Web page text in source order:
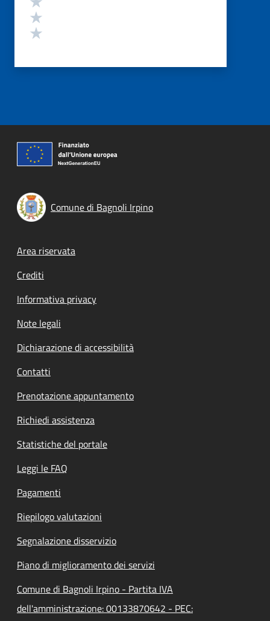
Comune di Bagnoli Irpino
Footer menu
Area riservata
Crediti
Informativa privacy
Note legali
Dichiarazione di accessibilità
Contatti
Prenotazione appuntamento
Richiedi assistenza
Statistiche del portale
Leggi le FAQ
Pagamenti
Riepilogo valutazioni
Segnalazione disservizio
Piano di miglioramento dei servizi
Comune di Bagnoli Irpino - Partita IVA
dell'amministrazione: 00133870642 - PEC: